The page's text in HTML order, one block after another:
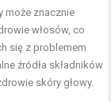
może znacznie
włosów, co
się z problemem
źródła składników
skóry głowy.